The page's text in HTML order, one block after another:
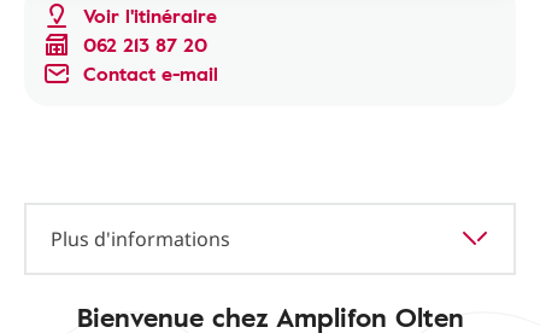
Voir l'itinéraire
062 213 87 20
Contact e-mail
Plus d'informations
Bienvenue chez Amplifon Olten